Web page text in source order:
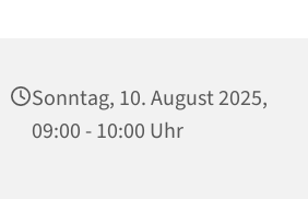
Sonntag, 10. August 2025,
09:00 - 10:00 Uhr